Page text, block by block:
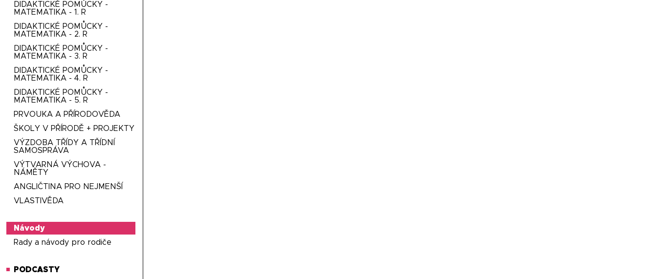
DIDAKTICKÉ POMŮCKY -
MATEMATIKA - 1. R
DIDAKTICKÉ POMŮCKY -
MATEMATIKA - 2. R
DIDAKTICKÉ POMŮCKY -
MATEMATIKA - 3. R
DIDAKTICKÉ POMŮCKY -
MATEMATIKA - 4. R
DIDAKTICKÉ POMŮCKY -
MATEMATIKA - 5. R
PRVOUKA A PŘÍRODOVĚDA
ŠKOLY V PŘÍRODĚ + PROJEKTY
VÝZDOBA TŘÍDY A TŘÍDNÍ
SAMOSPRÁVA
VÝTVARNÁ VÝCHOVA -
NÁMĚTY
ANGLIČTINA PRO NEJMENŠÍ
VLASTIVĚDA
Návody
Rady a návody pro rodiče
PODCASTY